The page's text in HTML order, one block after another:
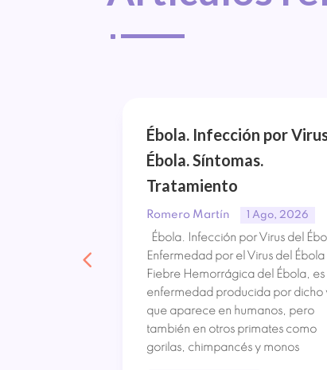
^
Ébola. Infección por
Ébola. Síntomas.
Tratamiento
Romero Martín 1 Ago, 2026
Ébola. Infección por Virus del
Enfermedad por el Virus del Ébola
Fiebre Hemorrágica del Ébola, es
enfermedad producida por dicho
que aparece en humanos, pero
también en otros primates como
gorilas, chimpancés y monos